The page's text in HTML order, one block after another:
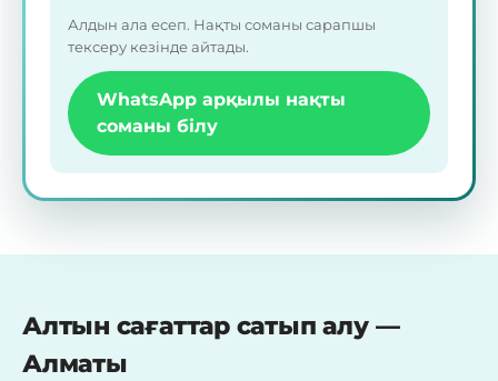
Алдын ала есеп. Нақты соманы сарапшы
тексеру кезінде айтады.
WhatsApp арқылы нақты
соманы білу
Алтын сағаттар сатып алу —
Алматы